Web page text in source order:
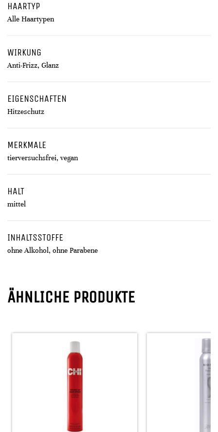
HAARTYP
Alle Haartypen
WIRKUNG
Anti-Frizz, Glanz
EIGENSCHAFTEN
Hitzeschutz
MERKMALE
tierversuchsfrei, vegan
HALT
mittel
INHALTSSTOFFE
ohne Alkohol, ohne Parabene
ÄHNLICHE PRODUKTE